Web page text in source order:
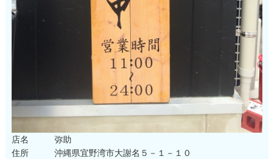
店名 弥助
住所 沖縄県宜野湾市大謝名５－１－１０